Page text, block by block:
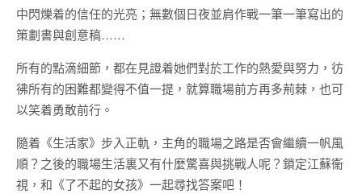
中閃爍着的信任的光亮；無數個日夜並肩作戰一筆一筆寫出的
策劃書與創意稿……
所有的點滴細節，都在見證着她們對於工作的熱愛與努力，彷
彿所有的困難都變得不值一提，就算職場前方再多荊棘，也可
以笑着勇敢前行。
隨着《生活家》步入正軌，主角的職場之路是否會繼續一帆風
順？之後的職場生活裏又有什麼驚喜與挑戰人呢？鎖定江蘇衞
視，和《了不起的女孩》一起尋找答案吧！